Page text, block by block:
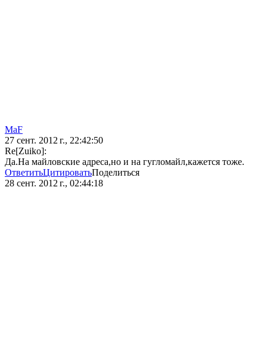
MaF
27 сент. 2012 г., 22:42:50
Re[Zuiko]:
Да.На майловские адреса,но и на гугломайл,кажется тоже.
ОтветитьЦитироватьПоделиться
28 сент. 2012 г., 02:44:18